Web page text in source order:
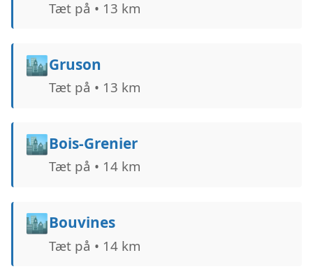
Tæt på • 13 km
🏙️Gruson
Tæt på • 13 km
🏙️Bois-Grenier
Tæt på • 14 km
🏙️Bouvines
Tæt på • 14 km